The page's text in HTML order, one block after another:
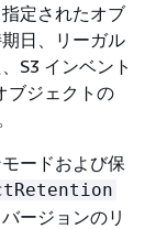
定されたオブ
日、リーガル
S3 インベント
ブジェクトの
ードおよび保
ージョンのリ